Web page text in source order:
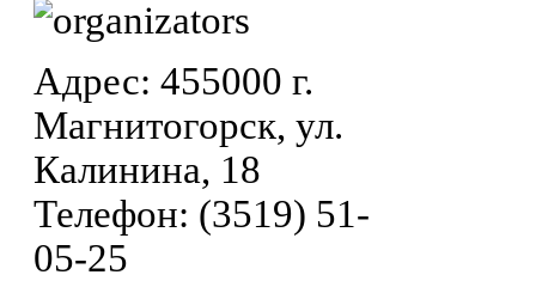
Адрес: 455000 г.
Магнитогорск, ул.
Калинина, 18
Телефон: (3519) 51-
05-25